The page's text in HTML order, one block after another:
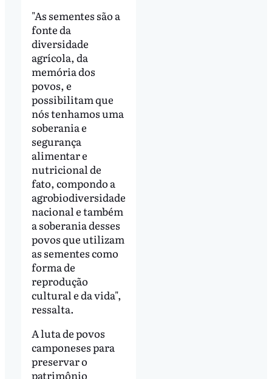
"As sementes são a
fonte da
diversidade
agrícola, da
memória dos
povos, e
possibilitam que
nós tenhamos uma
soberania e
segurança
alimentar e
nutricional de
fato, compondo a
agrobiodiversidade
nacional e também
a soberania desses
povos que utilizam
as sementes como
forma de
reprodução
cultural e da vida",
ressalta.
A luta de povos
camponeses para
preservar o
patrimônio